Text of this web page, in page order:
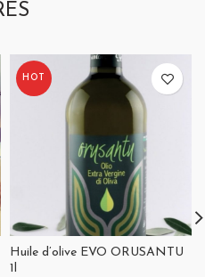
HOT
Huile d’olive EVO ORUSANTU
1l